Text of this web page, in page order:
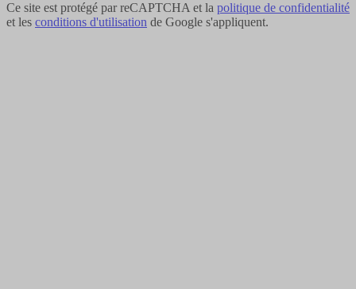
Ce site est protégé par reCAPTCHA et la politique de confidentialité
et les conditions d'utilisation de Google s'appliquent.